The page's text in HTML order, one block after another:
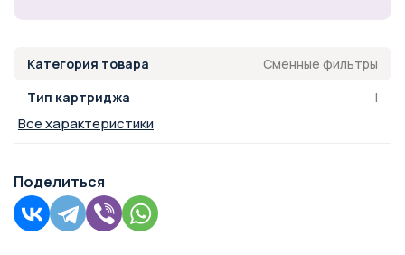
Категория товара
Сменные фильтры
Тип картриджа
I
Все характеристики
Поделиться